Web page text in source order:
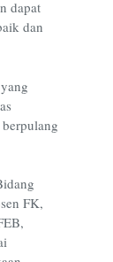
dapat
dan
FK,